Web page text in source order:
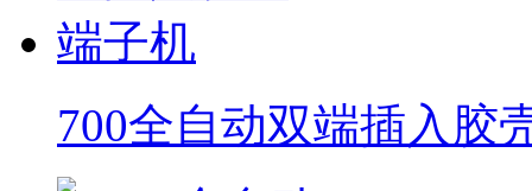
700全自动双端插入胶